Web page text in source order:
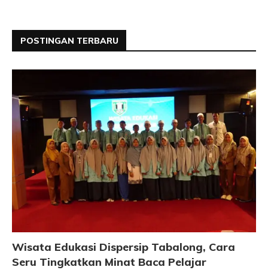
POSTINGAN TERBARU
Wisata Edukasi Dispersip Tabalong, Cara
Seru Tingkatkan Minat Baca Pelajar